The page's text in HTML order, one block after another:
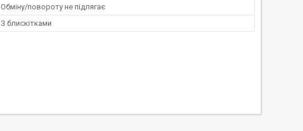
Обміну/повороту не підлягає
З блискітками